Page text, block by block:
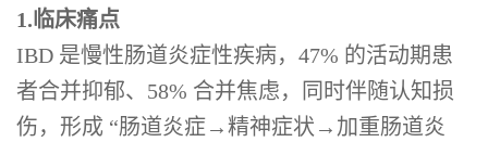
1.临床痛点
IBD 是慢性肠道炎症性疾病，47% 的活动期患
者合并抑郁、58% 合并焦虑，同时伴随认知损
伤，形成 “肠道炎症→精神症状→加重肠道炎